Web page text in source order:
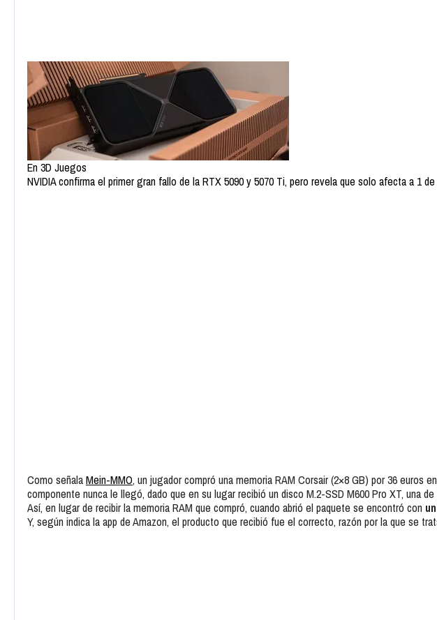
En 3D Juegos
NVIDIA confirma el primer gran fallo de la RTX 5090 y 5070 Ti, pero revela que solo afecta a 1 de
Como señalaMein-MMO, un jugador compró una memoria RAM Corsair (2×8 GB) por 36 euros
componente nunca le llegó, dado que en su lugar recibió un disco M.2-SSD M600 Pro XT, una
Así, en lugar de recibir la memoria RAM que compró, cuando abrió el paquete se encontró con
Y, según indica la app de Amazon, el producto que recibió fue el correcto, razón por la que se